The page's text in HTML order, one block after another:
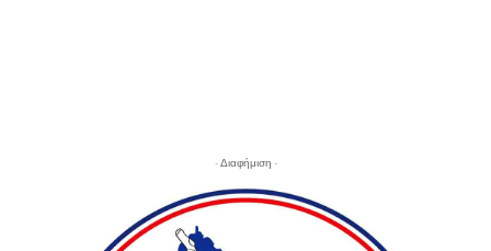
- Διαφήμιση -